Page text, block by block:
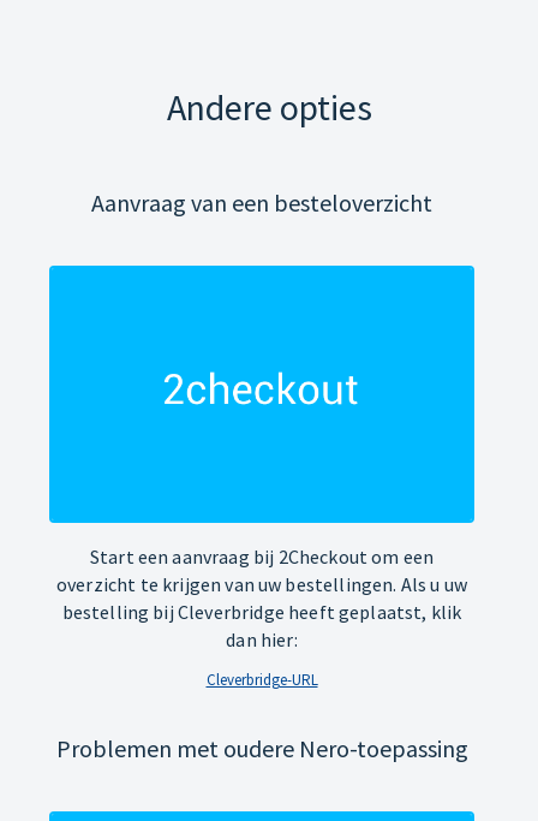
Andere opties
Aanvraag van een besteloverzicht
Start een aanvraag bij 2Checkout om een
overzicht te krijgen van uw bestellingen. Als u uw
bestelling bij Cleverbridge heeft geplaatst, klik
dan hier:
Cleverbridge-URL
Problemen met oudere Nero-toepassing